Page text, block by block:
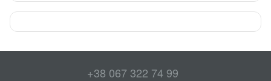
+38 067 322 74 99